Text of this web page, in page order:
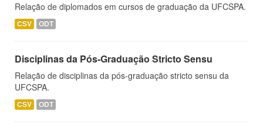
Relação de diplomados em cursos de graduação da UFCSPA.
CSV ODT
Disciplinas da Pós-Graduação Stricto Sensu
Relação de disciplinas da pós-graduação stricto sensu da
UFCSPA.
CSV ODT